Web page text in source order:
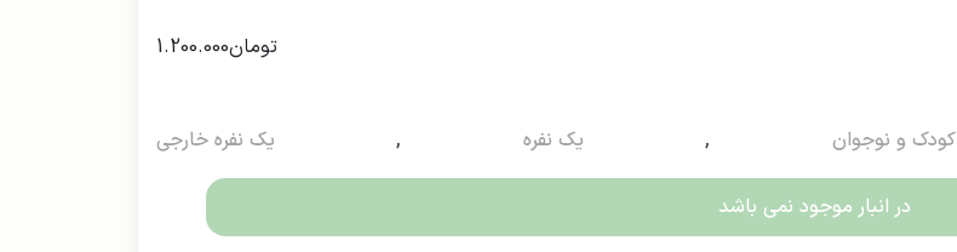
تومان1.200.000
کودک و نوجوان , یک نفره , یک نفره خارجی
در انبار موجود نمی باشد